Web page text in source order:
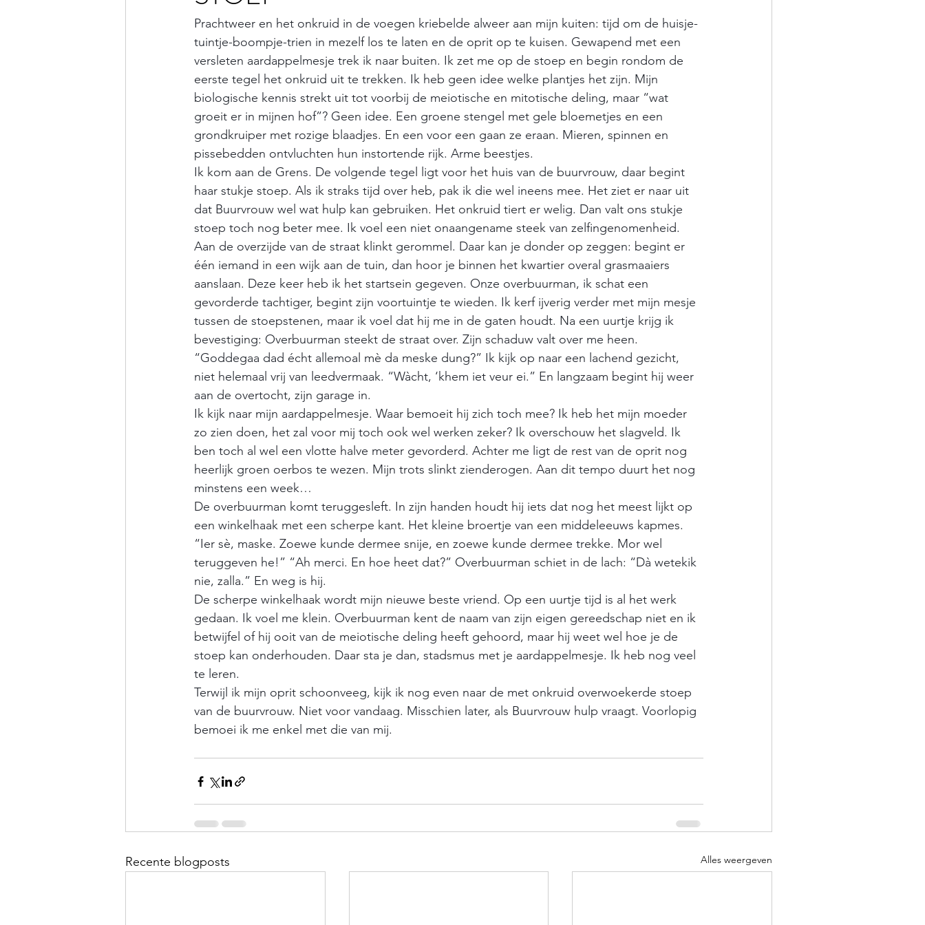
Prachtweer en het onkruid in de voegen kriebelde alweer aan mijn kuiten: tijd om de huisje-
tuintje-boompje-trien in mezelf los te laten en de oprit op te kuisen. Gewapend met een
versleten aardappelmesje trek ik naar buiten. Ik zet me op de stoep en begin rondom de
eerste tegel het onkruid uit te trekken. Ik heb geen idee welke plantjes het zijn. Mijn
biologische kennis strekt uit tot voorbij de meiotische en mitotische deling, maar “wat
groeit er in mijnen hof”? Geen idee. Een groene stengel met gele bloemetjes en een
grondkruiper met rozige blaadjes. En een voor een gaan ze eraan. Mieren, spinnen en
pissebedden ontvluchten hun instortende rijk. Arme beestjes.
Ik kom aan de Grens. De volgende tegel ligt voor het huis van de buurvrouw, daar begint
haar stukje stoep. Als ik straks tijd over heb, pak ik die wel ineens mee. Het ziet er naar uit
dat Buurvrouw wel wat hulp kan gebruiken. Het onkruid tiert er welig. Dan valt ons stukje
stoep toch nog beter mee. Ik voel een niet onaangename steek van zelfingenomenheid.
Aan de overzijde van de straat klinkt gerommel. Daar kan je donder op zeggen: begint er
één iemand in een wijk aan de tuin, dan hoor je binnen het kwartier overal grasmaaiers
aanslaan. Deze keer heb ik het startsein gegeven. Onze overbuurman, ik schat een
gevorderde tachtiger, begint zijn voortuintje te wieden. Ik kerf ijverig verder met mijn mesje
tussen de stoepstenen, maar ik voel dat hij me in de gaten houdt. Na een uurtje krijg ik
bevestiging: Overbuurman steekt de straat over. Zijn schaduw valt over me heen.
“Goddegaa dad écht allemoal mè da meske dung?” Ik kijk op naar een lachend gezicht,
niet helemaal vrij van leedvermaak. “Wàcht, ‘khem iet veur ei.” En langzaam begint hij weer
aan de overtocht, zijn garage in.
Ik kijk naar mijn aardappelmesje. Waar bemoeit hij zich toch mee? Ik heb het mijn moeder
zo zien doen, het zal voor mij toch ook wel werken zeker? Ik overschouw het slagveld. Ik
ben toch al wel een vlotte halve meter gevorderd. Achter me ligt de rest van de oprit nog
heerlijk groen oerbos te wezen. Mijn trots slinkt zienderogen. Aan dit tempo duurt het nog
minstens een week…
De overbuurman komt teruggesleft. In zijn handen houdt hij iets dat nog het meest lijkt op
een winkelhaak met een scherpe kant. Het kleine broertje van een middeleeuws kapmes.
“Ier sè, maske. Zoewe kunde dermee snije, en zoewe kunde dermee trekke. Mor wel
teruggeven he!” “Ah merci. En hoe heet dat?” Overbuurman schiet in de lach: “Dà wetekik
nie, zalla.” En weg is hij.
De scherpe winkelhaak wordt mijn nieuwe beste vriend. Op een uurtje tijd is al het werk
gedaan. Ik voel me klein. Overbuurman kent de naam van zijn eigen gereedschap niet en ik
betwijfel of hij ooit van de meiotische deling heeft gehoord, maar hij weet wel hoe je de
stoep kan onderhouden. Daar sta je dan, stadsmus met je aardappelmesje. Ik heb nog veel
te leren.
Terwijl ik mijn oprit schoonveeg, kijk ik nog even naar de met onkruid overwoekerde stoep
van de buurvrouw. Niet voor vandaag. Misschien later, als Buurvrouw hulp vraagt. Voorlopig
bemoei ik me enkel met die van mij.
Recente blogposts Alles weergeven